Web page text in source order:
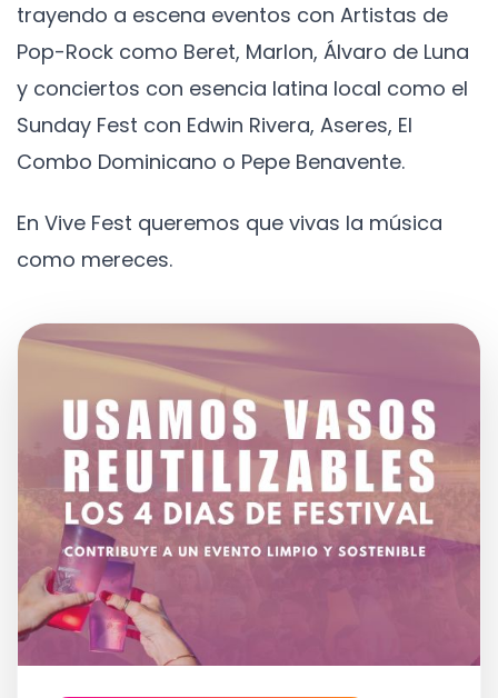
trayendo a escena eventos con Artistas de
Pop-Rock como Beret, Marlon, Álvaro de Luna
y conciertos con esencia latina local como el
Sunday Fest con Edwin Rivera, Aseres, El
Combo Dominicano o Pepe Benavente.
En Vive Fest queremos que vivas la música
como mereces.